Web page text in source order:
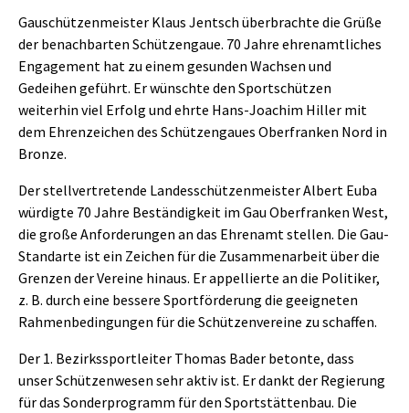
Gauschützenmeister Klaus Jentsch überbrachte die Grüße
der benachbarten Schützengaue. 70 Jahre ehrenamtliches
Engagement hat zu einem gesunden Wachsen und
Gedeihen geführt. Er wünschte den Sportschützen
weiterhin viel Erfolg und ehrte Hans-Joachim Hiller mit
dem Ehrenzeichen des Schützengaues Oberfranken Nord in
Bronze.
Der stellvertretende Landesschützenmeister Albert Euba
würdigte 70 Jahre Beständigkeit im Gau Oberfranken West,
die große Anforderungen an das Ehrenamt stellen. Die Gau-
Standarte ist ein Zeichen für die Zusammenarbeit über die
Grenzen der Vereine hinaus. Er appellierte an die Politiker,
z. B. durch eine bessere Sportförderung die geeigneten
Rahmenbedingungen für die Schützenvereine zu schaffen.
Der 1. Bezirkssportleiter Thomas Bader betonte, dass
unser Schützenwesen sehr aktiv ist. Er dankt der Regierung
für das Sonderprogramm für den Sportstättenbau. Die